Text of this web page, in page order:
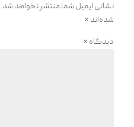
نشانی ایمیل شما منتشر نخواهد شد.
شده‌اند *
دیدگاه *